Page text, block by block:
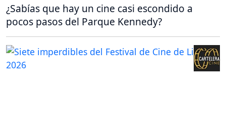
¿Sabías que hay un cine casi escondido a
pocos pasos del Parque Kennedy?